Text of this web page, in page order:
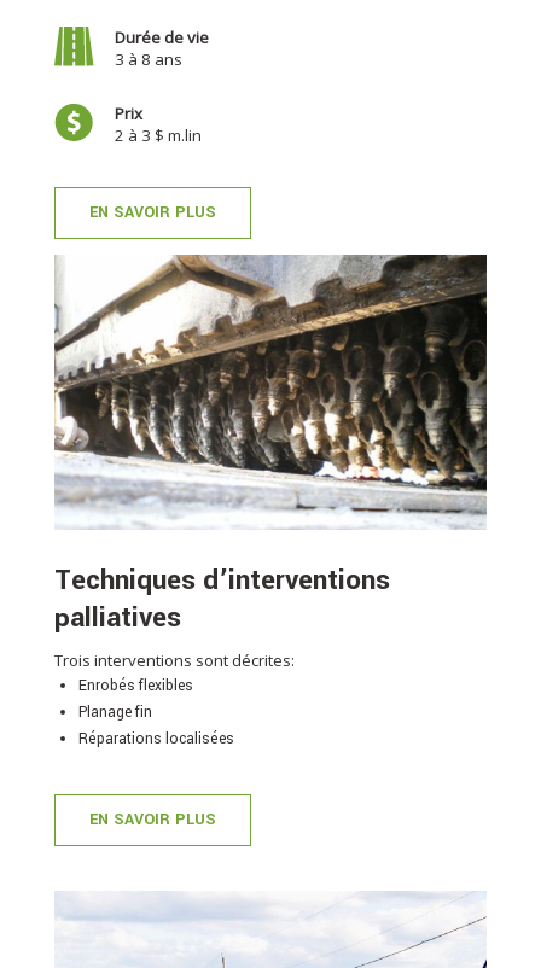
Durée de vie
3 à 8 ans
Prix
2 à 3 $ m.lin
EN SAVOIR PLUS
Techniques d’interventions
palliatives
Trois interventions sont décrites:
Enrobés flexibles
Planage fin
Réparations localisées
EN SAVOIR PLUS